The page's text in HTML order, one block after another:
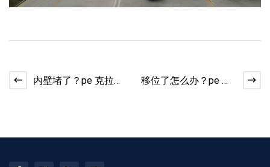
内壁堵了？pe 克拉管
移位了怎么办？pe 克